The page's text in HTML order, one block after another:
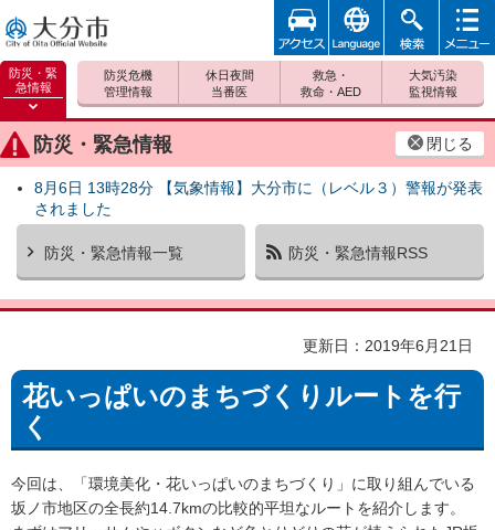
大分市
防災・緊
急情報
防災緊
急情報
を開く
防災・緊急情報 閉じる
8月6日 13時28分 【気象情報】大分市に（レベル３）警報が発表
されました
防災・緊急情報一覧 防災・緊急情報RSS
防災危機
管理情報
休日夜間
当番医
救急・
救命・AED
大気汚染
監視情報
アクセ
ス
foreign 検索
メニュ
更新日：2019年6月21日
花いっぱいのまちづくりルートを行
く
今回は、「環境美化・花いっぱいのまちづくり」に取り組んでいる
坂ノ市地区の全長約14.7kmの比較的平坦なルートを紹介します。